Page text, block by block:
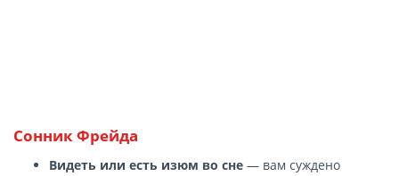
Сонник Фрейда
Видеть или есть изюм во сне — вам суждено